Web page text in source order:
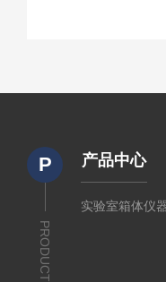
P
PRODUCTS
产品中心
实验室箱体仪